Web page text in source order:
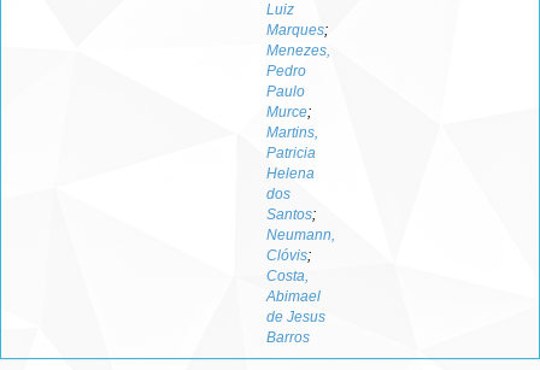
Luiz
Marques;
Menezes,
Pedro
Paulo
Murce;
Martins,
Patricia
Helena
dos
Santos;
Neumann,
Clóvis;
Costa,
Abimael
de Jesus
Barros